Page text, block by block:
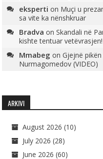
eksperti on Muçi u
sa vite ka nënshkruar
Bradva onSkandali në
kishte tentuar vetëvrasjen!
Mmabeg onGjejnë
Nurmagomedov (VIDEO)
ARKIVI
August 2026 (10)
July 2026 (28)
June 2026 (60)